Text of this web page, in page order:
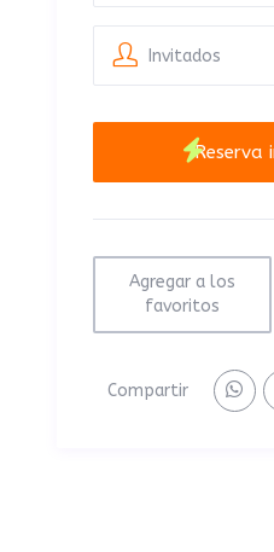
Invitados
Agregar a los
favoritos
Compartir